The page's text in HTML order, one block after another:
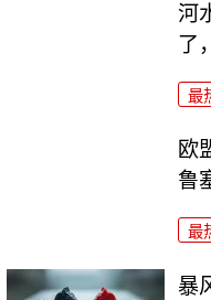
河
了
最
欧
鲁
最
暴